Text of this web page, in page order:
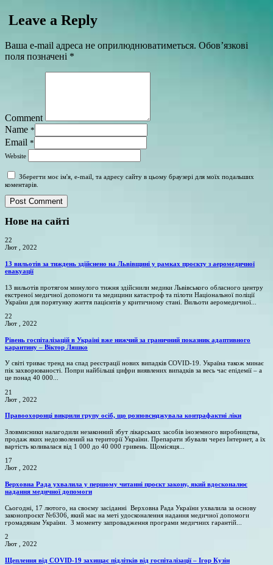
Leave a Reply
Ваша e-mail адреса не оприлюднюватиметься. Обов’язкові
поля позначені *
Comment
Name *
Email *
Website
Зберегти моє ім'я, e-mail, та адресу сайту в цьому браузері для моїх подальших
коментарів.
Нове на сайті
22
Лют , 2022
13 вильотів за тиждень здійснено на Львівщині у рамках проєкту з аеромедичної
евакуації
13 вильотів протягом минулого тижня здійснили медики Львівського обласного центру
екстреної медичної допомоги та медицини катастроф та пілоти Національної поліції
України для порятунку життя пацієнтів у критичному стані. Вильоти аеромедичної...
22
Лют , 2022
Рівень госпіталізацій в Україні вже нижчий за граничний показник адаптивного
карантину – Віктор Ляшко
У світі триває тренд на спад реєстрації нових випадків COVID-19. Україна також минає
пік захворюваності. Попри найбільші цифри виявлених випадків за весь час епідемії – а
це понад 40 000...
21
Лют , 2022
Правоохоронці викрили групу осіб, що розповсюджувала контрафактні ліки
Зловмисники налагодили незаконний збут лікарських засобів іноземного виробництва,
продаж яких недозволений на території України. Препарати збували через Інтернет, а їх
вартість коливалася від 1 000 до 40 000 гривень. Щомісяця...
17
Лют , 2022
Верховна Рада ухвалила у першому читанні проєкт закону, який вдосконалює
надання медичної допомоги
Сьогодні, 17 лютого, на своєму засіданні Верховна Рада України ухвалила за основу
законопроєкт №6306, який має на меті удосконалення надання медичної допомоги
громадянам України. З моменту запровадження програми медичних гарантій...
2
Лют , 2022
Щеплення від COVID-19 захищає підлітків від госпіталізації – Ігор Кузін